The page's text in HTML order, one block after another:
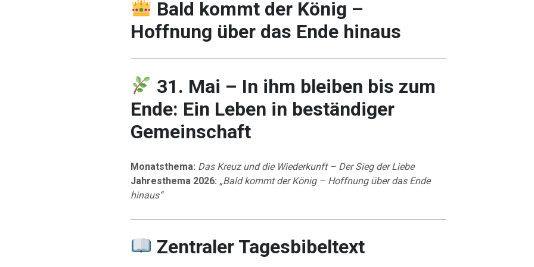
Bald kommt der König –
Hoffnung über das Ende hinaus
31. Mai – In ihm bleiben bis zum
Ende: Ein Leben in beständiger
Gemeinschaft
Monatsthema: Das Kreuz und die Wiederkunft – Der Sieg der Liebe
Jahresthema 2026: „Bald kommt der König – Hoffnung über das Ende
hinaus“
Zentraler Tagesbibeltext